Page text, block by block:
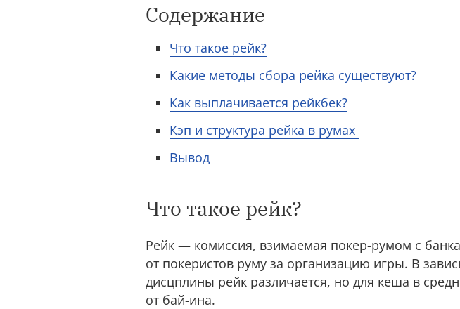
Содержание
Что такое рейк?
Какие методы сбора рейка существуют?
Как выплачивается рейкбек?
Кэп и структура рейка в румах
Вывод
Что такое рейк?
Рейк — комиссия, взимаемая покер-румом с
от покеристов руму за организацию игры. В
дисцплины рейк различается, но для кеша в
от бай-ина.